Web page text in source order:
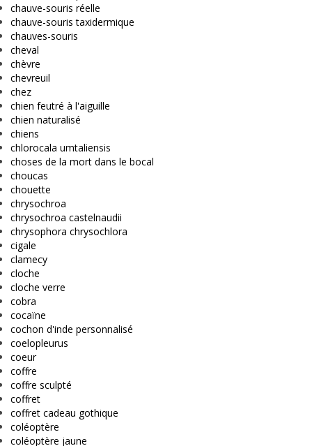
chauve-souris réelle
chauve-souris taxidermique
chauves-souris
cheval
chèvre
chevreuil
chez
chien feutré à l'aiguille
chien naturalisé
chiens
chlorocala umtaliensis
choses de la mort dans le bocal
choucas
chouette
chrysochroa
chrysochroa castelnaudii
chrysophora chrysochlora
cigale
clamecy
cloche
cloche verre
cobra
cocaïne
cochon d'inde personnalisé
coelopleurus
coeur
coffre
coffre sculpté
coffret
coffret cadeau gothique
coléoptère
coléoptère jaune